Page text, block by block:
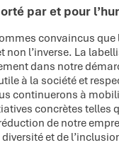
par et pour
convaincus
non l’inverse. La
dans notre
à la société et
continuerons à
concrètes telles
de notre
et de